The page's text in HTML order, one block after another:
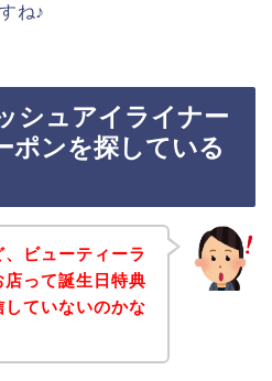
ね♪
シュアイライナー
ポンを探している
ビューティーラ
って誕生日特典
ていないのかな